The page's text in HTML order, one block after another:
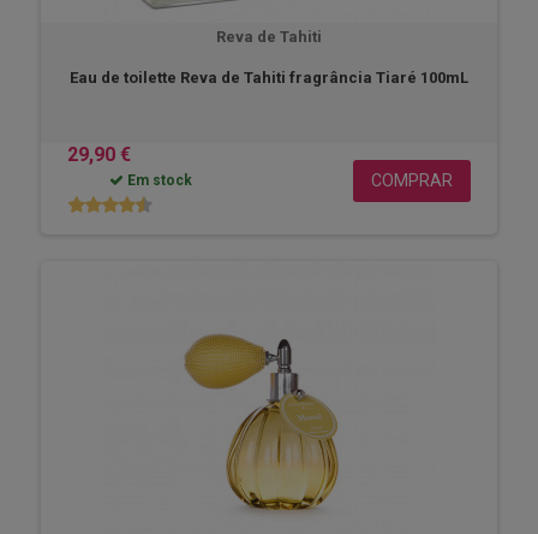
Reva de Tahiti
Eau de toilette Reva de Tahiti fragrância Tiaré 100mL
29,90 €
Em stock COMPRAR